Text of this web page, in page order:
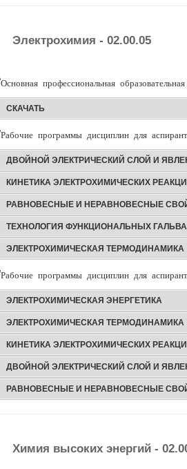
Электрохимия - 02.00.05
Основная профессиональная
СКАЧАТЬ
Рабочие программы дисциплин для
ДВОЙНОЙ ЭЛЕКТРИЧЕСКИЙ СЛОЙ И
КИНЕТИКА ЭЛЕКТРОХИМИЧЕСКИХ
РАВНОВЕСНЫЕ И НЕРАВНОВЕСНЫЕ
ТЕХНОЛОГИЯ ФУНКЦИОНАЛЬНЫХ
ЭЛЕКТРОХИМИЧЕСКАЯ ТЕРМОДИНАМИКА
Рабочие программы дисциплин для
ЭЛЕКТРОХИМИЧЕСКАЯ ЭНЕРГЕТИКА
ЭЛЕКТРОХИМИЧЕСКАЯ ТЕРМОДИНАМИКА
КИНЕТИКА ЭЛЕКТРОХИМИЧЕСКИХ
ДВОЙНОЙ ЭЛЕКТРИЧЕСКИЙ СЛОЙ И
РАВНОВЕСНЫЕ И НЕРАВНОВЕСНЫЕ
Химия высоких энергий -